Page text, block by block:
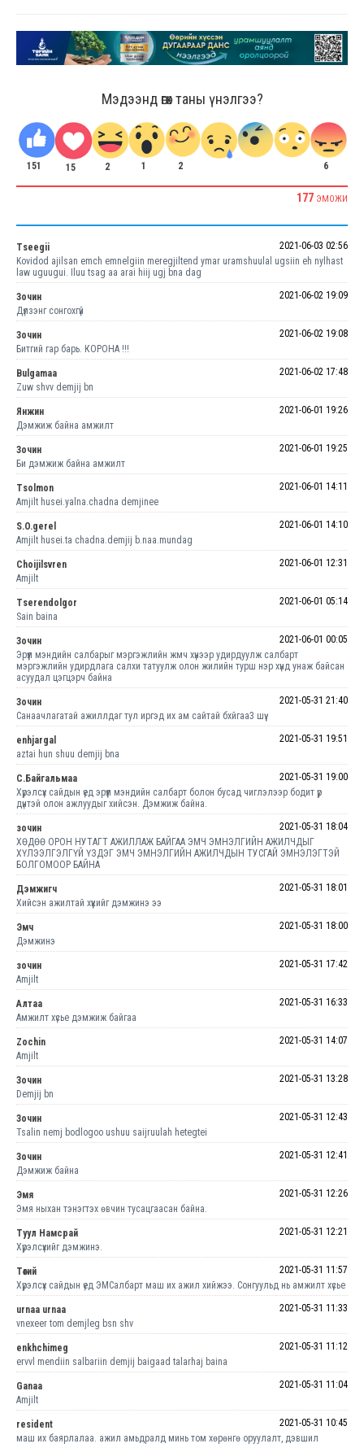
Мэдээнд өгөх таны үнэлгээ?
151 15 2 1 2 6
177 ЭМОЖИ
Tseegii
2021-06-03 02:56
Kovidod ajilsan emch emnelgiin meregjiltend ymar uramshuulal ugsiin eh nylhast
law uguugui. Iluu tsag aa arai hiij ugj bna dag
Зочин
2021-06-02 19:09
Дүлзэнг сонгохгүй
Зочин
2021-06-02 19:08
Битгий гар барь. КОРОНА !!!
Bulgamaa
2021-06-02 17:48
Zuw shvv demjij bn
Янжин
2021-06-01 19:26
Дэмжиж байна амжилт
Зочин
2021-06-01 19:25
Би дэмжиж байна амжилт
Tsolmon
2021-06-01 14:11
Amjilt husei.yalna.chadna demjinee
S.O.gerel
2021-06-01 14:10
Amjilt husei.ta chadna.demjij b.naa.mundag
Choijilsvren
2021-06-01 12:31
Amjilt
Tserendolgor
2021-06-01 05:14
Sain baina
Зочин
2021-06-01 00:05
Эрүүл мэндийн салбарыг мэргэжлийн жмч хүнээр удирдуулж салбарт
мэргэжлийн удирдлага салхи татуулж олон жилийн турш нэр хүнд унаж байсан
асуудал цэгцэрч байна
Зочин
2021-05-31 21:40
Санаачлагатай ажиллдаг тул иргэд их ам сайтай бхйгаа3 шүү.
enhjargal
2021-05-31 19:51
aztai hun shuu demjij bna
С.Байгальмаа
2021-05-31 19:00
Хүрэлсүх сайдын үед эрүүл мэндийн салбарт болон бусад чиглэлээр бодит үр
дүнтэй олон ажлуудыг хийсэн. Дэмжиж байна.
зочин
2021-05-31 18:04
ХӨДӨӨ ОРОН НУТАГТ АЖИЛЛАЖ БАЙГАА ЭМЧ ЭМНЭЛГИЙН АЖИЛЧДЫГ
ХҮЛЭЭЛГЭЛГҮЙ ҮЗДЭГ ЭМЧ ЭМНЭЛГИЙН АЖИЛЧДЫН ТУСГАЙ ЭМНЭЛЭГТЭЙ
БОЛГОМООР БАЙНА
Дэмжигч
2021-05-31 18:01
Хийсэн ажилтай хүүкийг дэмжинэ ээ
Эмч
2021-05-31 18:00
Дэмжинэ
зочин
2021-05-31 17:42
Amjilt
Алтаа
2021-05-31 16:33
Амжилт хүсье дэмжиж байгаа
Zochin
2021-05-31 14:07
Amjilt
Зочин
2021-05-31 13:28
Demjij bn
Зочин
2021-05-31 12:43
Tsalin nemj bodlogoo ushuu saijruulah hetegtei
Зочин
2021-05-31 12:41
Дэмжиж байна
Эмя
2021-05-31 12:26
Эмя ныхан тэнэгтэх өвчин тусацгаасан байна.
Туул Намсрай
2021-05-31 12:21
Хүрэлсүхийг дэмжинэ.
Төөгий
2021-05-31 11:57
Хүрэлсүх сайдын үед ЭМСалбарт маш их ажил хийжээ. Сонгуульд нь амжилт хүсье
urnaa urnaa
2021-05-31 11:33
vnexeer tom demjleg bsn shv
enkhchimeg
2021-05-31 11:12
ervvl mendiin salbariin demjij baigaad talarhaj baina
Ganaa
2021-05-31 11:04
Amjilt
resident
2021-05-31 10:45
маш их баярлалаа. ажил амьдралд минь том хөрөнгө оруулалт, дэвшил